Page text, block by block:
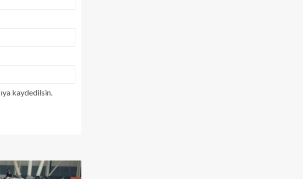
kaydedilsin.